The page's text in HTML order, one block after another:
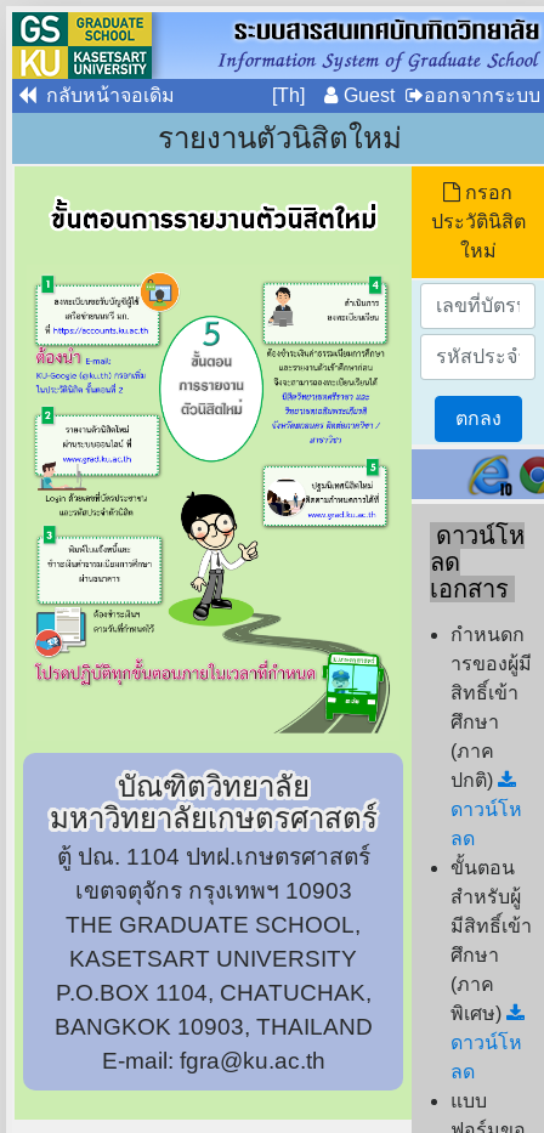
กลับหน้าจอเดิม [Th] Guest ออกจากระบบ
รายงานตัวนิสิตใหม่
บัณฑิตวิทยาลัย
มหาวิทยาลัยเกษตรศาสตร์
ตู้ ปณ. 1104 ปทฝ.เกษตรศาสตร์
เขตจตุจักร กรุงเทพฯ 10903
THE GRADUATE SCHOOL,
KASETSART UNIVERSITY
P.O.BOX 1104, CHATUCHAK,
BANGKOK 10903, THAILAND
E-mail: fgra@ku.ac.th
กรอก
ประวัตินิสิต
ใหม่
ดาวน์โห
ลด
เอกสาร
กำหนดก
ารของผู้มี
สิทธิ์เข้า
ศึกษา
(ภาค
ปกติ)
ดาวน์โห
ลด
ขั้นตอน
สำหรับผู้
มีสิทธิ์เข้า
ศึกษา
(ภาค
พิเศษ)
ดาวน์โห
ลด
แบบ